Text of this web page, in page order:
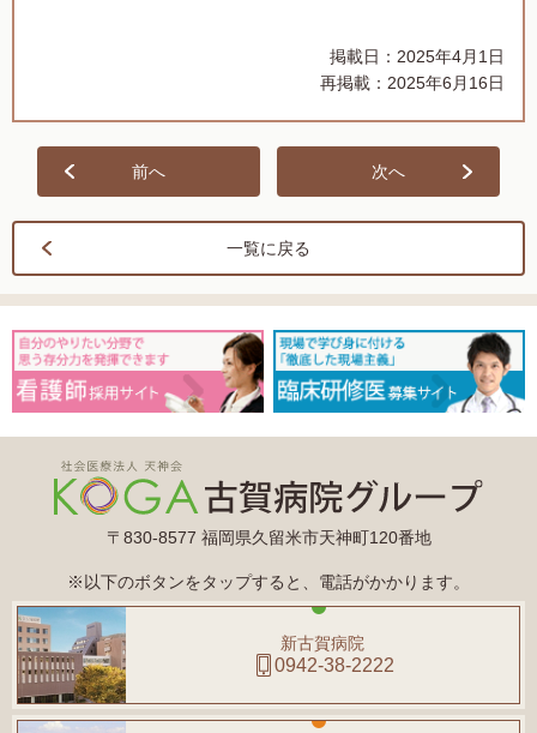
掲載日：2025年4月1日
再掲載：2025年6月16日
前へ 次へ
一覧に戻る
〒830-8577 福岡県久留米市天神町120番地
※以下のボタンをタップすると、電話がかかります。
新古賀病院
0942-38-2222